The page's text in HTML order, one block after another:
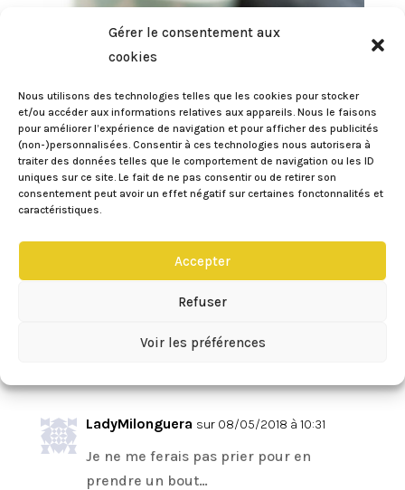
Gérer le consentement aux
cookies
Nous utilisons des technologies telles que les cookies pour stocker
et/ou accéder aux informations relatives aux appareils. Nous le faisons
pour améliorer l’expérience de navigation et pour afficher des publicités
(non-)personnalisées. Consentir à ces technologies nous autorisera à
traiter des données telles que le comportement de navigation ou les ID
uniques sur ce site. Le fait de ne pas consentir ou de retirer son
consentement peut avoir un effet négatif sur certaines fonctonnalités et
caractéristiques.
Accepter
Refuser
Voir les préférences
4 Commentaires
sur 07/05/2018 à 12:05
LadyMilonguera sur 08/05/2018 à 10:31
Je ne me ferais pas prier pour en
prendre un bout…